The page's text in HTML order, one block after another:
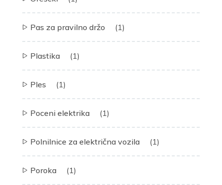
Pas za pravilno držo (1)
Plastika (1)
Ples (1)
Poceni elektrika (1)
Polnilnice za električna vozila (1)
Poroka (1)